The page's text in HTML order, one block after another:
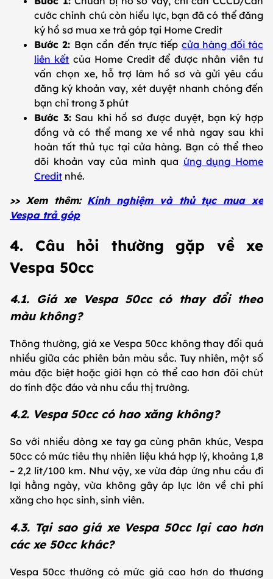
cước chỉnh chú còn hiểu lực, bạn đã có thể đăng
ký hồ sơ mua xe trả góp tại Home Credit
Bước 2: Bạn cần đến trực tiếp cửa hàng đối tác
liên kết của Home Credit để được nhân viên tư
vấn chọn xe, hỗ trợ làm hồ sơ và gửi yêu cầu
đăng ký khoản vay, xét duyệt nhanh chóng đến
bạn chỉ trong 3 phút
Bước 3:Sau khi hồ sơ được duyệt, bạn ký hợp
đồng và có thể mang xe về nhà ngay sau khi
hoàn tất thủ tục tại cửa hàng. Bạn có thể theo
dõi khoản vay của mình qua ứng dụng Home
Credit nhé.
>> Xem thêm: Kinh nghiệm và thủ tục mua xe
Vespa trả góp
4. Câu hỏi thường gặp về xe
Vespa 50cc
4.1. Giá xe Vespa 50cc có thay đổi theo
màu không?
Thông thường, giá xe Vespa 50cc không thay đổi quá
nhiều giữa các phiên bản màu sắc. Tuy nhiên, một số
màu đặc biệt hoặc giới hạn có thể cao hơn đôi chút
do tính độc đáo và nhu cầu thị trường.
4.2. Vespa 50cc có hao xăng không?
So với nhiều dòng xe tay ga cùng phân khúc, Vespa
50cc có mức tiêu thụ nhiên liệu khá hợp lý, khoảng 1,8
– 2,2 lít/100 km. Như vậy, xe vừa đáp ứng nhu cầu đi
lại hằng ngày, vừa không gây áp lực lớn về chi phí
xăng cho học sinh, sinh viên.
4.3. Tại sao giá xe Vespa 50cc lại cao hơn
các xe 50cc khác?
Vespa 50cc thường có mức giá cao hơn do thương